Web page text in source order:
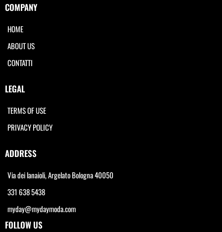
COMPANY
HOME
ABOUT US
CONTATTI
LEGAL
TERMS OF USE
PRIVACY POLICY
ADDRESS
Via dei lanaioli, Argelato Bologna 40050
331 638 5438
myday@mydaymoda.com
FOLLOW US